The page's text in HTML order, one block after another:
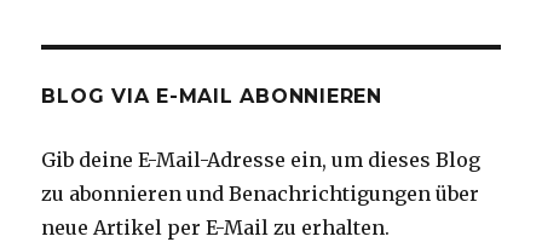
BLOG VIA E-MAIL ABONNIEREN
Gib deine E-Mail-Adresse ein, um dieses Blog
zu abonnieren und Benachrichtigungen über
neue Artikel per E-Mail zu erhalten.